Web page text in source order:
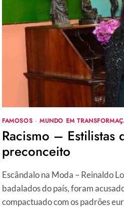
FAMOSOS · MUNDO EM
Racismo – Estilistas
preconceito
Escândalo na Moda – Reinaldo
badalados do país, foram
compactuado com os padrões